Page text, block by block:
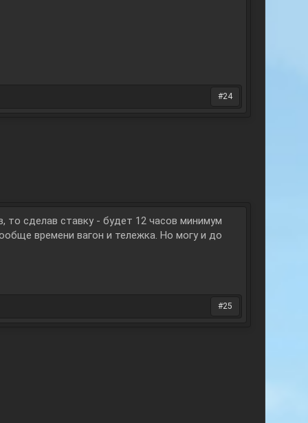
#24
то сделав ставку - будет 12 часов минимум
времени вагон и тележка. Но могу и до
#25